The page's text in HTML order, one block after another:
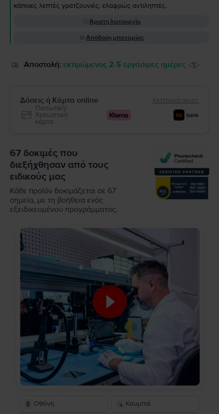
κάποιες λεπτές γρατζουνιές, ελαφρώς αντιληπτές.
Άριστη λειτουργία
Απόδοση μπαταρίας
Αποστολή: εκτιμώμενος 2-5 εργάσιμες ημέρες
Δόσεις ή Κάρτα online λεπτομέρειες
Πιστωτική/
Χρεωστική
κάρτα
67 δοκιμές που
διεξήχθησαν από τους
ειδικούς μας
Κάθε προϊόν δοκιμάζεται σε 67
σημεία, με τη βοήθεια ενός
εξειδικευμένου προγράμματος.
Οθόνη Κουμπιά